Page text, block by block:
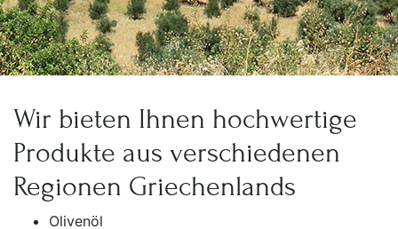
Wir bieten Ihnen hochwertige
Produkte aus verschiedenen
Regionen Griechenlands
Olivenöl